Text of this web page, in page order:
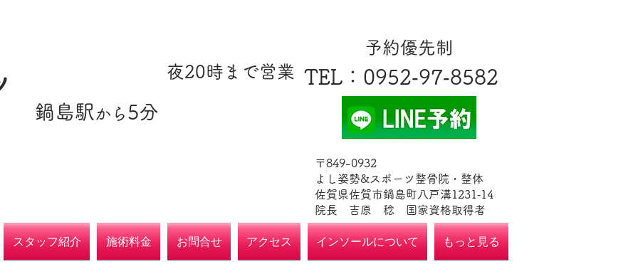
​夜20時まで営業
​鍋島駅 から 5分
​予約優先制
TEL ​：0952‐97‐8582
​〒849-0932
よし姿勢&スポーツ整骨院・整体
佐賀県佐賀市鍋島町八戸溝1231‐14
​​院長 吉原 稔​ 国家資格取得者
スタッフ紹介 施術料金 お問合せ アクセス インソールについて もっと見る